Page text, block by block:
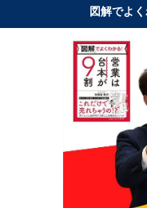
図解でよ